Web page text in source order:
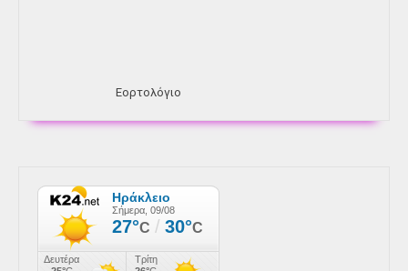
Εορτολόγιο